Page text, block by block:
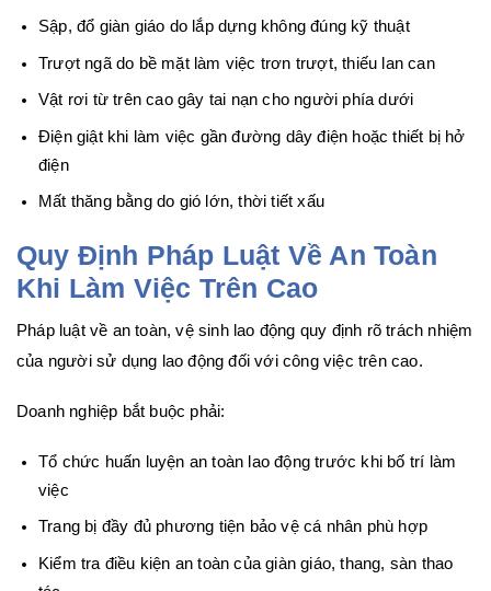
Sập, đổ giàn giáo do lắp dựng không đúng kỹ thuật
Trượt ngã do bề mặt làm việc trơn trượt, thiếu lan can
Vật rơi từ trên cao gây tai nạn cho người phía dưới
Điện giật khi làm việc gần đường dây điện hoặc thiết bị hở
điện
Mất thăng bằng do gió lớn, thời tiết xấu
Quy Định Pháp Luật Về An Toàn
Khi Làm Việc Trên Cao
Pháp luật về an toàn, vệ sinh lao động quy định rõ trách nhiệm
của người sử dụng lao động đối với công việc trên cao.
Doanh nghiệp bắt buộc phải:
Tổ chức huấn luyện an toàn lao động trước khi bố trí làm
việc
Trang bị đầy đủ phương tiện bảo vệ cá nhân phù hợp
Kiểm tra điều kiện an toàn của giàn giáo, thang, sàn thao